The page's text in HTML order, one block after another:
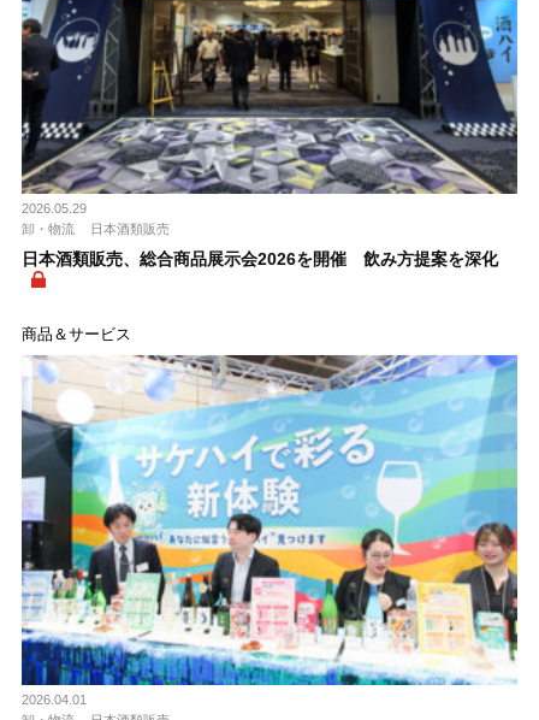
2026.05.29
卸・物流
日本酒類販売
日本酒類販売、総合商品展示会2026を開催 飲み方提案を深化
商品＆サービス
2026.04.01